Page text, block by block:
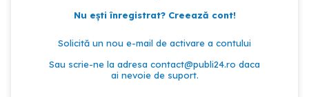
Nu ești înregistrat? Creează cont!
Solicită un nou e-mail de activare a contului
Sau scrie-ne la adresa contact@publi24.ro daca
ai nevoie de suport.